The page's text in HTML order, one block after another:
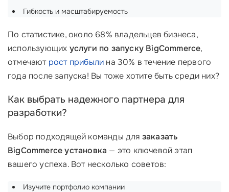
Гибкость и масштабируемость
По статистике, около 68% владельцев бизнеса,
использующих услуги по запуску BigCommerce,
отмечают рост прибыли на 30% в течение первого
года после запуска! Вы тоже хотите быть среди них?
Как выбрать надежного партнера для
разработки?
Выбор подходящей команды для заказать
BigCommerce установка — это ключевой этап
вашего успеха. Вот несколько советов:
Изучите портфолио компании